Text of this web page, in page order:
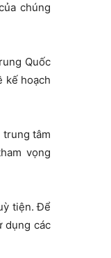
chúng
Quốc
kế hoạch
tâm
vọng
tiện. Để
dụng các